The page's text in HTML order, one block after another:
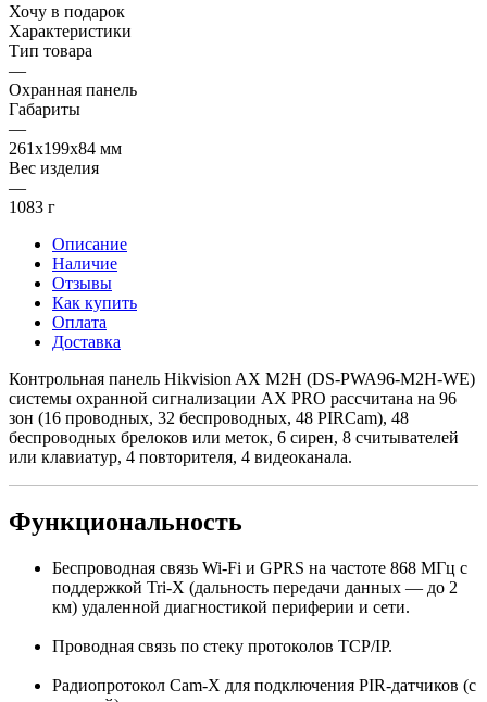
Хочу в подарок
Характеристики
Тип товара
—
Охранная панель
Габариты
—
261x199x84 мм
Вес изделия
—
1083 г
Описание
Наличие
Отзывы
Как купить
Оплата
Доставка
Контрольная панель Hikvision AX M2H (DS-PWA96-M2H-WE)
системы охранной сигнализации AX PRO рассчитана на 96
зон (16 проводных, 32 беспроводных, 48 PIRCam), 48
беспроводных брелоков или меток, 6 сирен, 8 считывателей
или клавиатур, 4 повторителя, 4 видеоканала.
Функциональность
Беспроводная связь Wi-Fi и GPRS на частоте 868 МГц с
поддержкой Tri-X (дальность передачи данных — до 2
км) удаленной диагностикой периферии и сети.
Проводная связь по стеку протоколов TCP/IP.
Радиопротокол Cam-X для подключения PIR-датчиков (с